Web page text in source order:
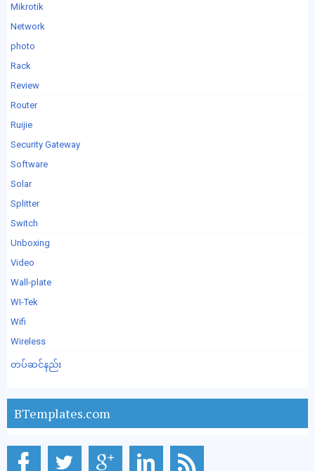
Mikrotik
Network
photo
Rack
Review
Router
Ruijie
Security Gateway
Software
Solar
Splitter
Switch
Unboxing
Video
Wall-plate
WI-Tek
Wifi
Wireless
တပ်ဆင်နည်း
BTemplates.com